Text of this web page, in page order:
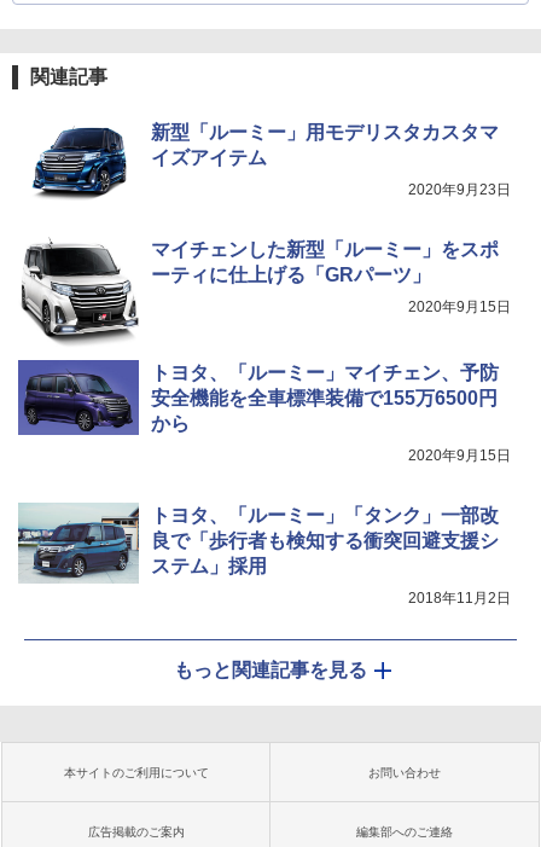
関連記事
新型「ルーミー」用モデリスタカスタマ
イズアイテム
2020年9月23日
マイチェンした新型「ルーミー」をスポ
ーティに仕上げる「GRパーツ」
2020年9月15日
トヨタ、「ルーミー」マイチェン、予防
安全機能を全車標準装備で155万6500円
から
2020年9月15日
トヨタ、「ルーミー」「タンク」一部改
良で「歩行者も検知する衝突回避支援シ
ステム」採用
2018年11月2日
もっと関連記事を見る
本サイトのご利用について お問い合わせ
広告掲載のご案内 編集部へのご連絡